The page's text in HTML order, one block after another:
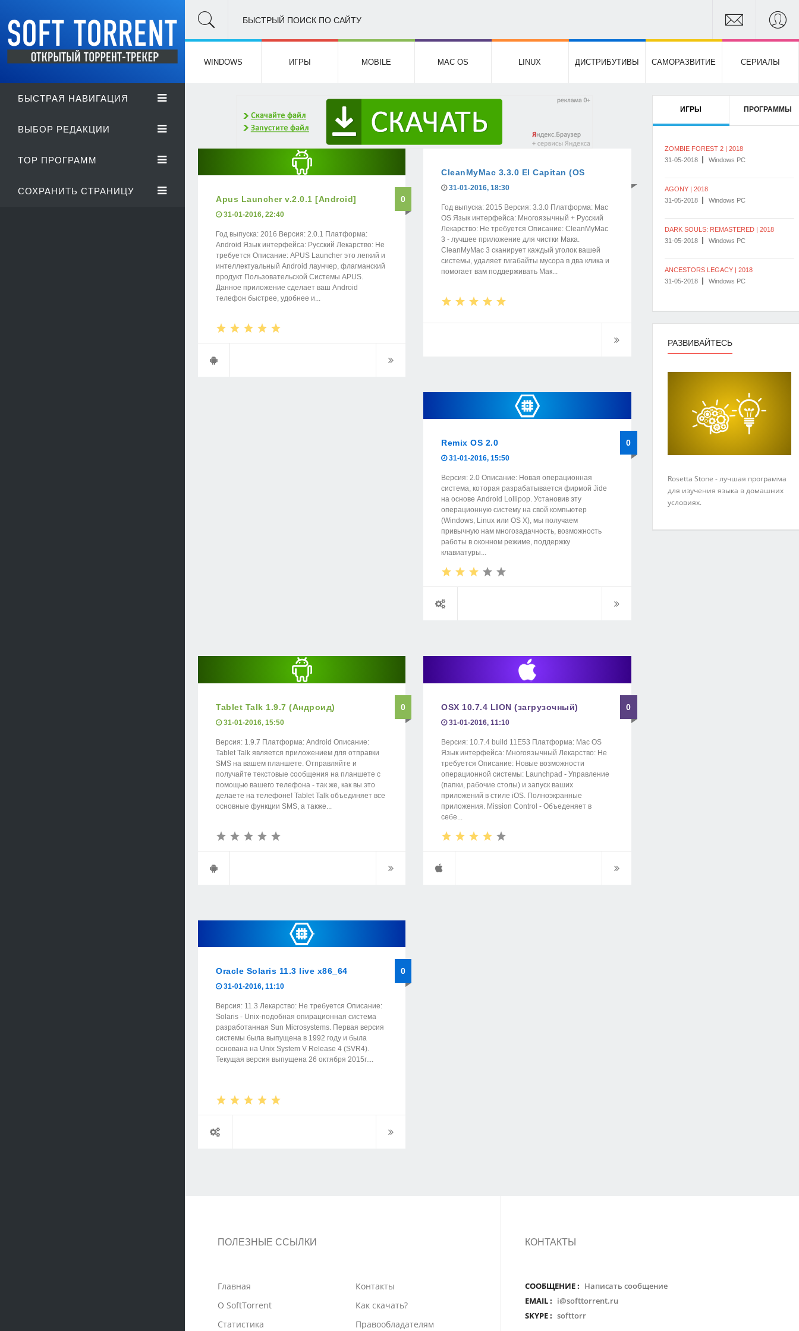
БЫСТРАЯ НАВИГАЦИЯ
ВЫБОР РЕДАКЦИИ
TOP ПРОГРАММ
СОХРАНИТЬ СТРАНИЦУ
БЫСТРЫЙ ПОИСК ПО САЙТУ
WINDOWS ИГРЫ MOBILE MAC OS LINUX ДИСТРИБУТИВЫ САМОРАЗВИТИЕ СЕРИАЛЫ
Apus Launcher v.2.0.1 [Android] 0
31-01-2016, 22:40
Год выпуска: 2016 Версия: 2.0.1 Платформа:
Android Язык интерфейса: Русский Лекарство: Не
требуется Описание: APUS Launcher это легкий и
интеллектуальный Android лаунчер, флагманский
продукт Пользовательской Системы APUS.
Данное приложение сделает ваш Android
телефон быстрее, удобнее и...
CleanMyMac 3.3.0 El Capitan (OS
31-01-2016, 18:30
Год выпуска: 2015 Версия: 3.3.0 Платформа: Mac
OS Язык интерфейса: Многоязычный + Русский
Лекарство: Не требуется Описание: CleanMyMac
3 - лучшее приложение для чистки Мака.
CleanMyMac 3 сканирует каждый уголок вашей
системы, удаляет гигабайты мусора в два клика и
помогает вам поддерживать Мак...
Remix OS 2.0 0
31-01-2016, 15:50
Версия: 2.0 Описание: Новая операционная
система, которая разрабатывается фирмой Jide
на основе Android Lollipop. Установив эту
операционную систему на свой компьютер
(Windows, Linux или OS X), мы получаем
привычную нам многозадачность, возможность
работы в оконном режиме, поддержку
клавиатуры...
Tablet Talk 1.9.7 (Андроид) 0
31-01-2016, 15:50
Версия: 1.9.7 Платформа: Android Описание:
Tablet Talk является приложением для отправки
SMS на вашем планшете. Отправляйте и
получайте текстовые сообщения на планшете с
помощью вашего телефона - так же, как вы это
делаете на телефоне! Tablet Talk объединяет все
основные функции SMS, а также...
OSX 10.7.4 LION (загрузочный) 0
31-01-2016, 11:10
Версия: 10.7.4 build 11E53 Платформа: Mac OS
Язык интерфейса: Многоязычный Лекарство: Не
требуется Описание: Новые возможности
операционной системы: Launchpad - Управление
(папки, рабочие столы) и запуск ваших
приложений в стиле iOS. Полноэкранные
приложения. Mission Control - Объеденяет в
себе...
Oracle Solaris 11.3 live x86_64 0
31-01-2016, 11:10
Версия: 11.3 Лекарство: Не требуется Описание:
Solaris - Unix-подобная опирационная система
разработанная Sun Microsystems. Первая версия
системы была выпущена в 1992 году и была
основана на Unix System V Release 4 (SVR4).
Текущая версия выпущена 26 октября 2015г....
ИГРЫ ПРОГРАММЫ
ZOMBIE FOREST 2 | 2018
31-05-2018
Windows PC
AGONY | 2018
31-05-2018
Windows PC
DARK SOULS: REMASTERED | 2018
31-05-2018
Windows PC
ANCESTORS LEGACY | 2018
31-05-2018
Windows PC
РАЗВИВАЙТЕСЬ
Rosetta Stone - лучшая программа
для изучения языка в домашних
условиях.
ПОЛЕЗНЫЕ ССЫЛКИ
Главная
О SoftTorrent
Статистика
Контакты
Как скачать?
Правообладателям
КОНТАКТЫ
СООБЩЕНИЕ : Написать сообщение
EMAIL : i@softtorrent.ru
SKYPE : softtorr